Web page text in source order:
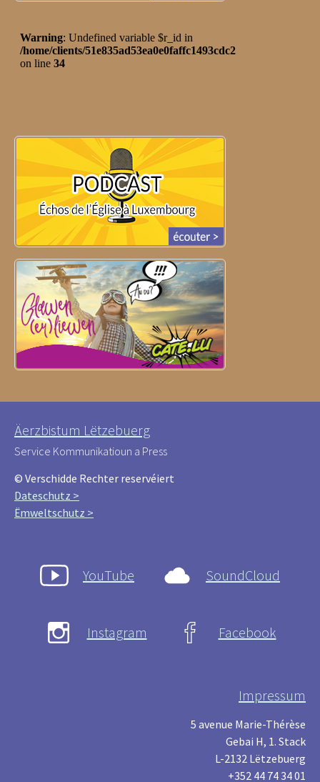
Äerzbistum Lëtzebuerg
Service Kommunikatioun a Press
© Verschidde Rechter reservéiert
Dateschutz >
Ëmweltschutz >
YouTube SoundCloud
Instagram Facebook
Impressum
5 avenue Marie-Thérèse
Gebai H, 1. Stack
L-2132 Lëtzebuerg
+352 44 74 34 01